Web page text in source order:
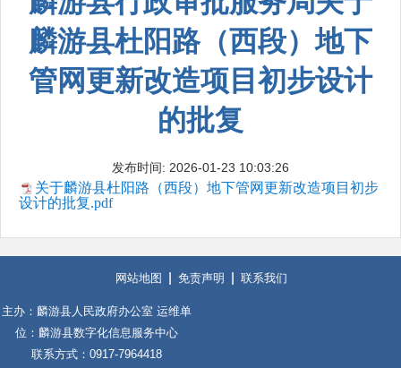
麟游县杜阳路（西段）地下
管网更新改造项目初步设计
的批复
发布时间: 2026-01-23 10:03:26
关于麟游县杜阳路（西段）地下管网更新改造项目初步
设计的批复.pdf
网站地图 免责声明 联系我们
主办：麟游县人民政府办公室 运维单
位：麟游县数字化信息服务中心
联系方式：0917-7964418